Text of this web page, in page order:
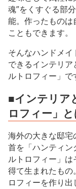
魂”をくすぐる部
能。作ったものは
こともできます。
そんなハンドメ
できるインテリ
ルトロフィー」で
■インテリア
ロフィー」と
海外の大きな邸
首を「ハンティ
ルトロフィー」
得て生まれたもの
ロフィーを作り出